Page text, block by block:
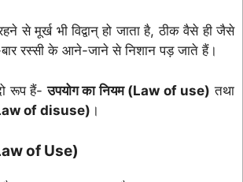
से मूर्ख भी विद्वान् हो जाता है, ठीक वैसे ही जैसे
रस्सी के आने-जाने से निशान पड़ जाते हैं।
रूप हैं-उपयोग का नियम (Law of use) तथा
of disuse) ।
of Use)